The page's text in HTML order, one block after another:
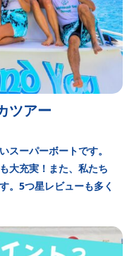
ツアー
スーパーボートです。
大充実！また、私たち
。5つ星レビューも多く